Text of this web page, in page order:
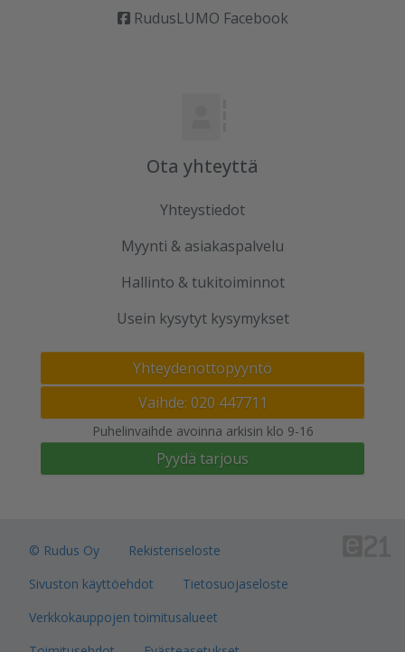
RudusLUMO Facebook
Ota yhteyttä
Yhteystiedot
Myynti & asiakaspalvelu
Hallinto & tukitoiminnot
Usein kysytyt kysymykset
Yhteydenottopyyntö
Vaihde: 020 447711
Puhelinvaihde avoinna arkisin klo 9-16
Pyydä tarjous
© Rudus Oy
Rekisteriseloste
Sivuston käyttöehdot
Tietosuojaseloste
Verkkokauppojen toimitusalueet